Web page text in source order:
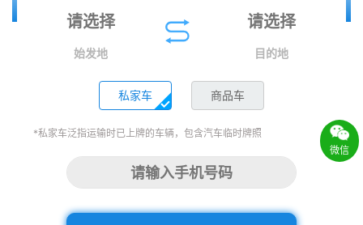
始发地 目的地
私家车 商品车
*私家车泛指运输时已上牌的车辆，包含汽车临时牌照
微信